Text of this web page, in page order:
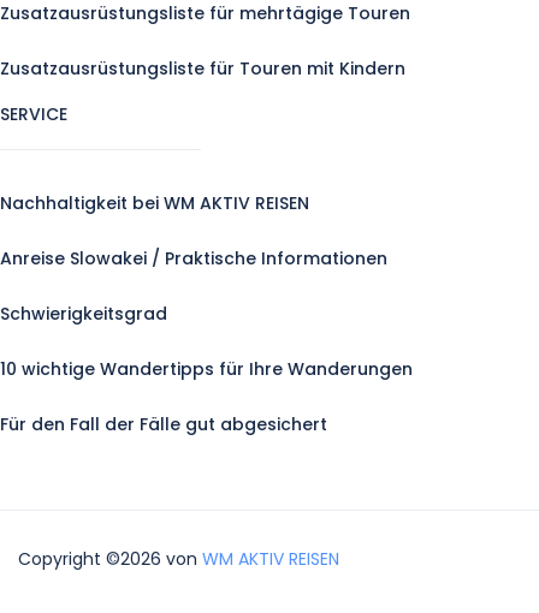
Zusatzausrüstungsliste für mehrtägige Touren
Zusatzausrüstungsliste für Touren mit Kindern
SERVICE
Nachhaltigkeit bei WM AKTIV REISEN
Anreise Slowakei / Praktische Informationen
Schwierigkeitsgrad
10 wichtige Wandertipps für Ihre Wanderungen
Für den Fall der Fälle gut abgesichert
Copyright ©2026 von WM AKTIV REISEN